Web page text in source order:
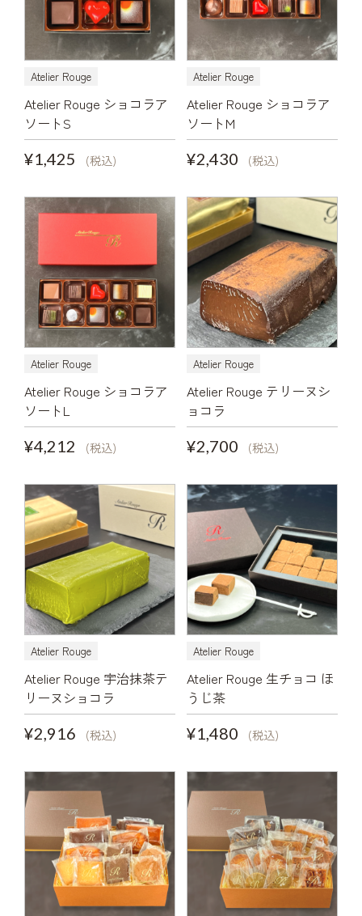
Atelier Rouge
Atelier Rouge ショコラア
ソートS
¥1,425
(税込)
Atelier Rouge
Atelier Rouge ショコラア
ソートM
¥2,430
(税込)
Atelier Rouge
Atelier Rouge ショコラア
ソートL
¥4,212
(税込)
Atelier Rouge
Atelier Rouge テリーヌシ
ョコラ
¥2,700
(税込)
Atelier Rouge
Atelier Rouge 宇治抹茶テ
リーヌショコラ
¥2,916
(税込)
Atelier Rouge
Atelier Rouge 生チョコ ほ
うじ茶
¥1,480
(税込)